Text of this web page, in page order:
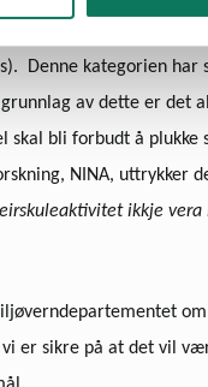
Denne kategorien har
av dette er det
skal bli forbudt å plukke
NINA, uttrykker
ikkje
er sikre på at det vil